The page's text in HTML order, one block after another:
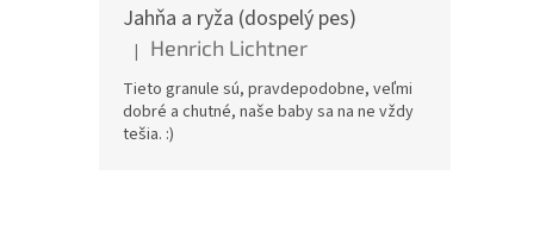
Jahňa a ryža (dospelý pes)
Hodnotenie produktu je 5 z 5 hviezdičiek.
| Henrich Lichtner
Tieto granule sú, pravdepodobne, veľmi
dobré a chutné, naše baby sa na ne vždy
tešia. :)